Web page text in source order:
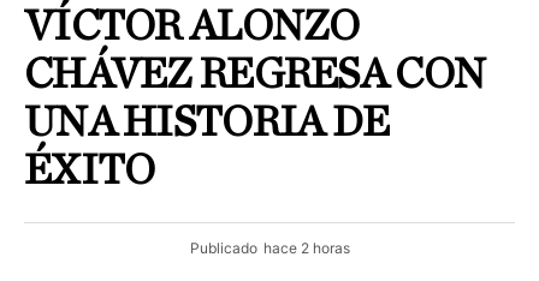
VÍCTOR ALONZO
CHÁVEZ REGRESA CON
UNA HISTORIA DE
ÉXITO
Publicado hace 2 horas